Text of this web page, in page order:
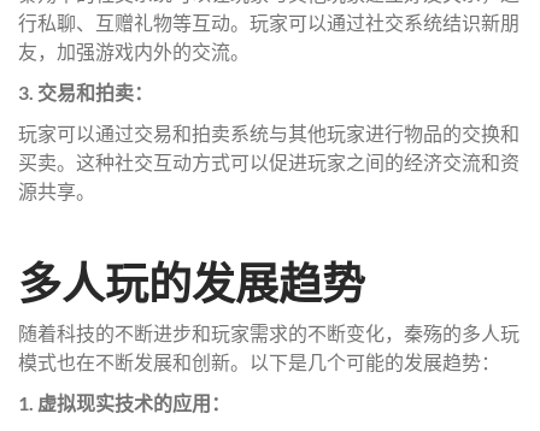
行私聊、互赠礼物等互动。玩家可以通过社交系统结识新朋
友，加强游戏内外的交流。
3. 交易和拍卖：
玩家可以通过交易和拍卖系统与其他玩家进行物品的交换和
买卖。这种社交互动方式可以促进玩家之间的经济交流和资
源共享。
多人玩的发展趋势
随着科技的不断进步和玩家需求的不断变化，秦殇的多人玩
模式也在不断发展和创新。以下是几个可能的发展趋势：
1. 虚拟现实技术的应用：